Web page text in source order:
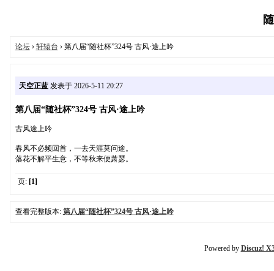
论坛› 轩辕台 › 第八届“随社杯”324号 古风·途上吟
天空正蓝发表于 2026-5-11 20:27
第八届“随社杯”324号 古风·途上吟
古风途上吟
春风不必频回首，一去天涯莫问途。
落花不解平生意，不等秋来便萧瑟。
页: [1]
查看完整版本: 第八届“随社杯”324号 古风·途上吟
Powered by Discuz!